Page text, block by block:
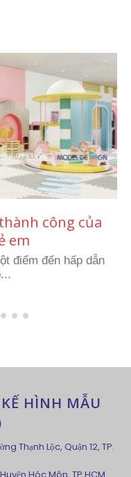
công của
em
điểm đến hấp dẫn
HÌNH MẪU
Thạnh Lộc, Quận 12, TP.